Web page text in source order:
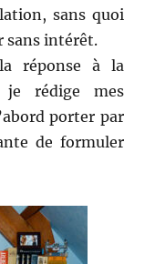
sans quoi
sans intérêt.
réponse à la
je rédige mes
porter par
de formuler